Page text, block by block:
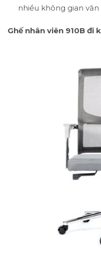
nhiều không gian
Ghế nhân viên 910B đi